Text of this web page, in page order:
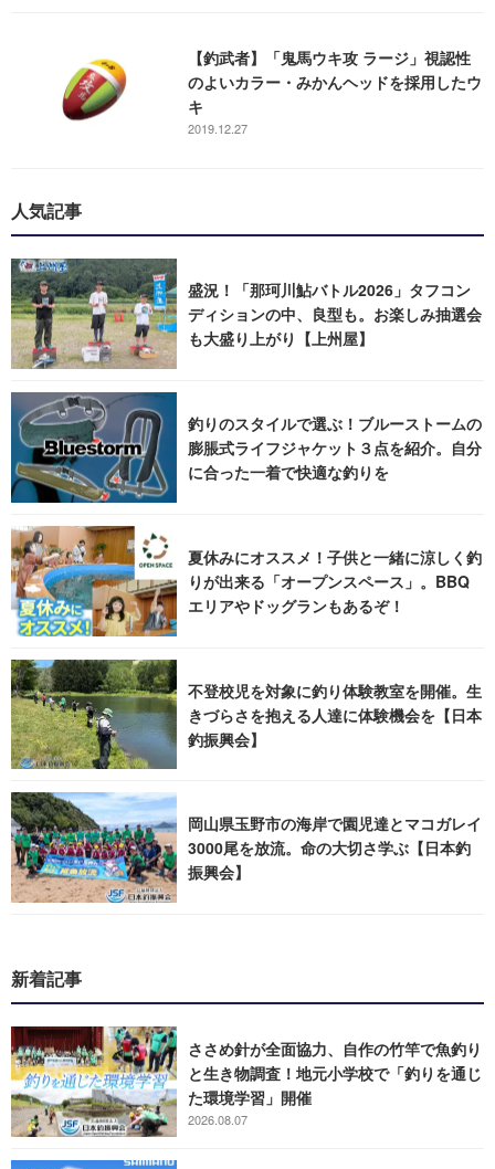
【釣武者】「鬼馬ウキ攻 ラージ」視認性
のよいカラー・みかんヘッドを採用したウ
キ
2019.12.27
人気記事
盛況！「那珂川鮎バトル2026」タフコン
ディションの中、良型も。お楽しみ抽選会
も大盛り上がり【上州屋】
釣りのスタイルで選ぶ！ブルーストームの
膨脹式ライフジャケット３点を紹介。自分
に合った一着で快適な釣りを
夏休みにオススメ！子供と一緒に涼しく釣
りが出来る「オープンスペース」。BBQ
エリアやドッグランもあるぞ！
不登校児を対象に釣り体験教室を開催。生
きづらさを抱える人達に体験機会を【日本
釣振興会】
岡山県玉野市の海岸で園児達とマコガレイ
3000尾を放流。命の大切さ学ぶ【日本釣
振興会】
新着記事
ささめ針が全面協力、自作の竹竿で魚釣り
と生き物調査！地元小学校で「釣りを通じ
た環境学習」開催
2026.08.07